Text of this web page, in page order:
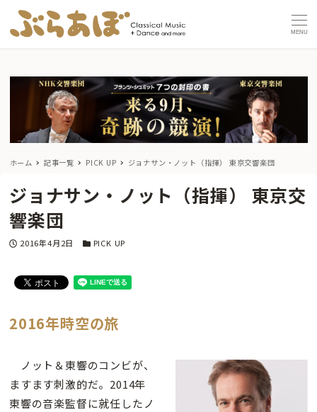
MENU
ホーム 記事一覧 PICK UP ジョナサン・ノット（指揮） 東京交響楽団
ジョナサン・ノット（指揮） 東京交
響楽団
投稿日
2016年4月2日 カテゴリー
PICK UP
2016年時空の旅
ノット＆東響のコンビが、
ますます刺激的だ。2014年
東響の音楽監督に就任したノ